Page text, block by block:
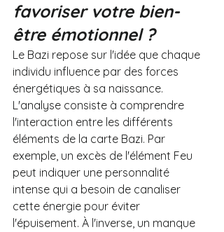
favoriser votre bien-
être émotionnel ?
Le Bazi repose sur l'idée que chaque
individu influence par des forces
énergétiques à sa naissance.
L'analyse consiste à comprendre
l'interaction entre les différents
éléments de la carte Bazi. Par
exemple, un excès de l'élément Feu
peut indiquer une personnalité
intense qui a besoin de canaliser
cette énergie pour éviter
l'épuisement. À l'inverse, un manque